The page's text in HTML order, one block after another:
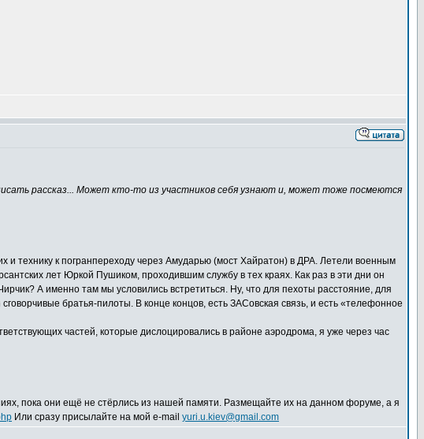
рассказ... Может кто-то из участников себя узнают и, может тоже посмеются
технику к погранпереходу через Амударью (мост Хайратон) в ДРА. Летели военным
лет Юркой Пушиком, проходившим службу в тех краях. Как раз в эти дни он
А именно там мы условились встретиться. Ну, что для пехоты расстояние, для
братья-пилоты. В конце концов, есть ЗАСовская связь, и есть «телефонное
частей, которые дислоцировались в районе аэродрома, я уже через час
пока они ещё не стёрлись из нашей памяти. Размещайте их на данном форуме, а я
Или сразу присылайте на мой e-mail yuri.u.kiev@gmail.com